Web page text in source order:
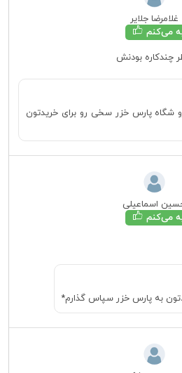
غلامرضا جلایر
می‌کنم
چندکاره بودنش
شگاه پارس خزر سخی رو برای خریدتون
اسماعیلی
می‌کنم
به پارس خزر سپاس گذارم*